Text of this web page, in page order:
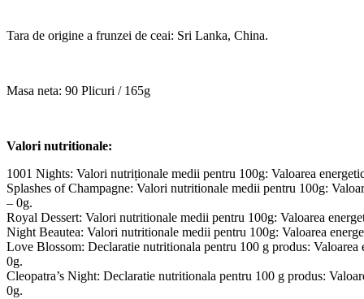
Tara de origine a frunzei de ceai: Sri Lanka, China.
Masa neta: 90 Plicuri / 165g
Valori nutritionale:
1001 Nights: Valori nutriționale medii pentru 100g: Valoarea
Splashes of Champagne: Valori nutritionale medii pentru 100g:
– 0g.
Royal Dessert: Valori nutritionale medii pentru 100g: Valoarea
Night Beautea: Valori nutritionale medii pentru 100g: Valoarea
Love Blossom: Declaratie nutritionala pentru 100 g produs:
0g.
Cleopatra’s Night: Declaratie nutritionala pentru 100 g produs:
0g.